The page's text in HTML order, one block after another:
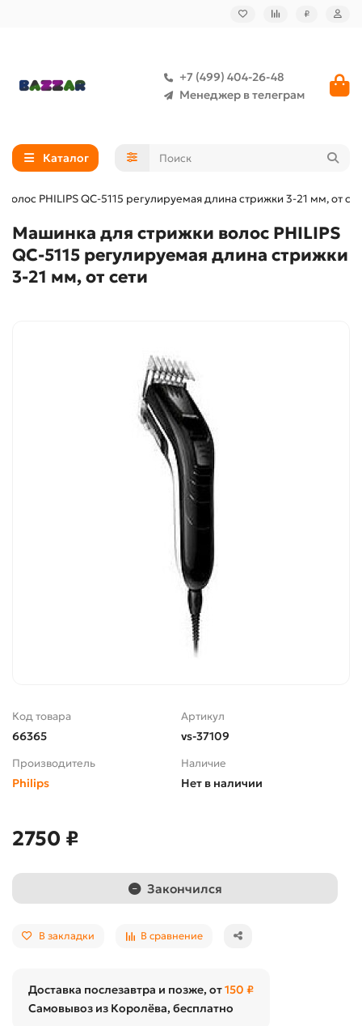
₽
+7 (499) 404-26-48
Менеджер в телеграм
Каталог
PHILIPS QC-5115 регулируемая длина стрижки 3-21 мм, от
Машинка для стрижки волос PHILIPS
QC-5115 регулируемая длина стрижки
3-21 мм, от сети
Код товара
66365
Артикул
vs-37109
Производитель
Philips
Наличие
Нет в наличии
2750 ₽
Закончился
В закладки В сравнение
Доставка послезавтра и позже, от150 ₽
Самовывоз из Королёва, бесплатно